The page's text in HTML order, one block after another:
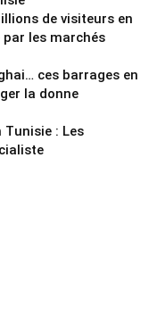
de visiteurs en
les marchés
ces barrages en
la donne
Tunisie : Les